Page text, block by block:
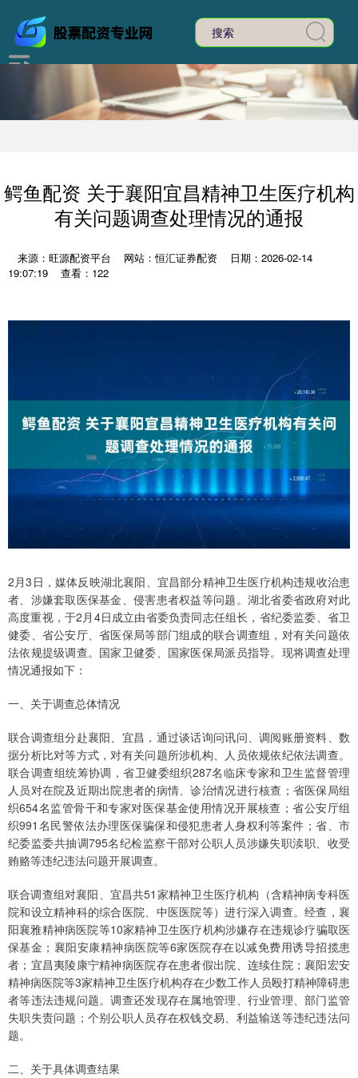
鳄鱼配资 关于襄阳宜昌精神卫生医疗机构
有关问题调查处理情况的通报
来源：旺源配资平台 网站：恒汇证券配资
日期：2026-02-14
19:07:19
查看：122
2月3日，媒体反映湖北襄阳、宜昌部分精神卫生医疗机构违规收治患
者、涉嫌套取医保基金、侵害患者权益等问题。湖北省委省政府对此
高度重视，于2月4日成立由省委负责同志任组长，省纪委监委、省卫
健委、省公安厅、省医保局等部门组成的联合调查组，对有关问题依
法依规提级调查。国家卫健委、国家医保局派员指导。现将调查处理
情况通报如下：
一、关于调查总体情况
联合调查组分赴襄阳、宜昌，通过谈话询问讯问、调阅账册资料、数
据分析比对等方式，对有关问题所涉机构、人员依规依纪依法调查。
联合调查组统筹协调，省卫健委组织287名临床专家和卫生监督管理
人员对在院及近期出院患者的病情、诊治情况进行核查；省医保局组
织654名监管骨干和专家对医保基金使用情况开展核查；省公安厅组
织991名民警依法办理医保骗保和侵犯患者人身权利等案件；省、市
纪委监委共抽调795名纪检监察干部对公职人员涉嫌失职渎职、收受
贿赂等违纪违法问题开展调查。
联合调查组对襄阳、宜昌共51家精神卫生医疗机构（含精神病专科医
院和设立精神科的综合医院、中医医院等）进行深入调查。经查，襄
阳襄雅精神病医院等10家精神卫生医疗机构涉嫌存在违规诊疗骗取医
保基金；襄阳安康精神病医院等6家医院存在以减免费用诱导招揽患
者；宜昌夷陵康宁精神病医院存在患者假出院、连续住院；襄阳宏安
精神病医院等3家精神卫生医疗机构存在少数工作人员殴打精神障碍患
者等违法违规问题。调查还发现存在属地管理、行业管理、部门监管
失职失责问题；个别公职人员存在权钱交易、利益输送等违纪违法问
题。
二、关于具体调查结果